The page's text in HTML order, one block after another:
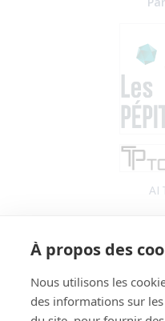
À propos des
Nous utilisons les
des informations sur
AI